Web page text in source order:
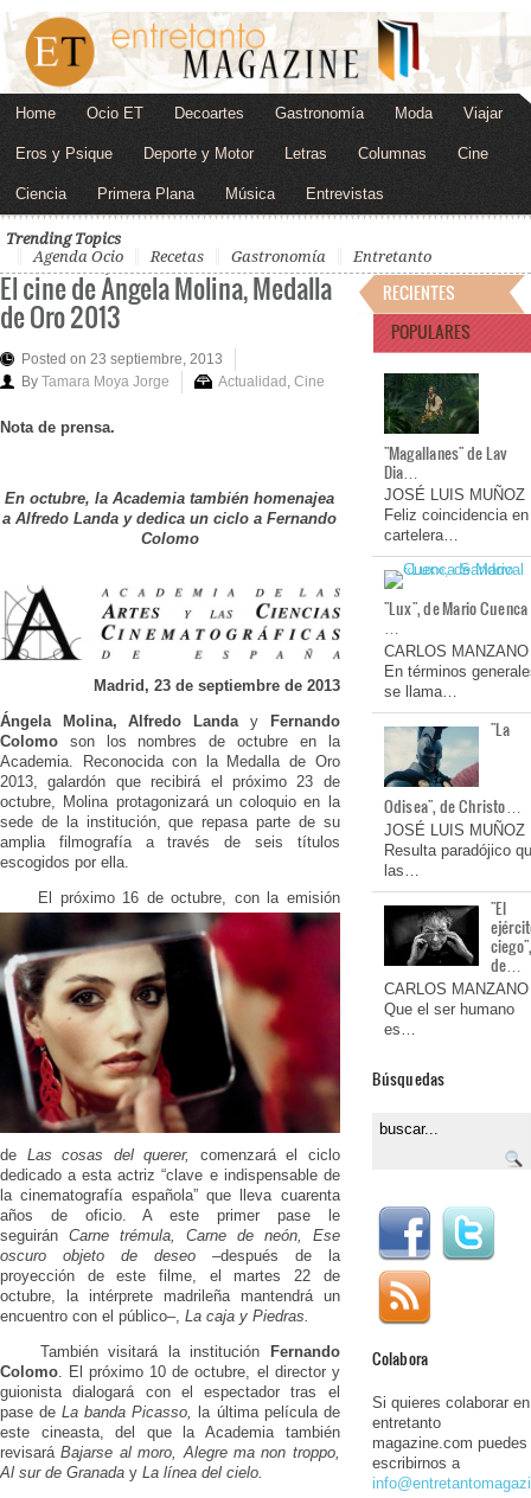
Home Ocio ET Decoartes Gastronomía Moda Viajar
Eros y Psique Deporte y Motor Letras Columnas Cine
Ciencia Primera Plana Música Entrevistas
Trending Topics
Agenda Ocio
Recetas Gastronomía Entretanto
El cine de Ángela Molina, Medalla
de Oro 2013
Posted on 23 septiembre, 2013
By Tamara Moya Jorge Actualidad Cine
Nota de prensa.
En octubre, la Academia también homenajea
a Alfredo Landa y dedica un ciclo a Fernando
Colomo
Madrid, 23 de septiembre de 2013
Ángela Molina, Alfredo Landa yFernando
Colomo son los nombres de octubre en la
Academia. Reconocida con la Medalla de Oro
2013, galardón que recibirá el próximo 23 de
octubre, Molina protagonizará un coloquio en la
sede de la institución, que repasa parte de su
amplia filmografía a través de seis títulos
escogidos por ella.
El próximo 16 de octubre, con la emisión
de Las cosas del querer,
comenzará el ciclo
dedicado a esta actriz “clave e indispensable de
la cinematografía española” que lleva cuarenta
años de oficio. A este primer pase le
seguirán Carne trémula, Carne de neón, Ese
oscuro objeto de deseo–después de la
proyección de este filme, el martes 22 de
octubre, la intérprete madrileña mantendrá un
encuentro con el público–­, La caja y Piedras.
También visitará la institución
Fernando
Colomo. El próximo 10 de octubre, el director y
guionista dialogará con el espectador tras el
pase deLa banda Picasso,
la última película de
este cineasta, del que la Academia también
revisaráBajarse al moro, Alegre ma non troppo,
Al sur de Granada y La línea del cielo.
RECIENTES
POPULARES
"Magallanes" de Lav
Dia…
JOSÉ LUIS MUÑOZ
Feliz coincidencia en
cartelera…
"Lux", de Mario Cuenca
…
CARLOS MANZANO
En términos
se llama…
"La
Odisea", de Christo…
JOSÉ LUIS MUÑOZ
Resulta paradójico
las…
"El
de…
CARLOS MANZANO
Que el ser humano
es…
Búsquedas
Colabora
Si quieres colaborar en
entretanto
magazine.com puedes
escribirnos a